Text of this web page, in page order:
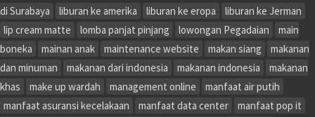
di Surabaya
liburan ke amerika liburan ke eropa
liburan ke Jerman
lip cream matte
lomba panjat pinjang lowongan Pegadaian
main
boneka
mainan anak maintenance website makan siang
makanan
dan minuman
makanan dari indonesia makanan indonesia
makanan
khas
make up wardah management online
manfaat air putih
manfaat asuransi kecelakaan
manfaat data center
manfaat pop it